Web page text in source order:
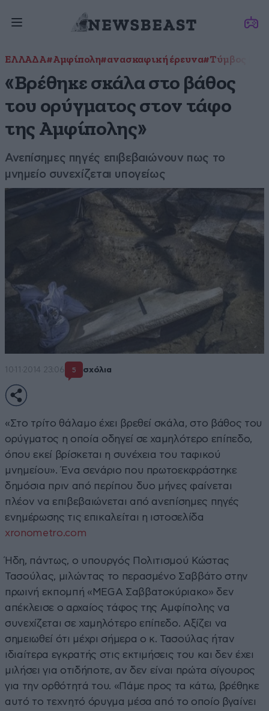
ΕΛΛΑΔΑ#Αμφίπολη#ανασκαφική έρευνα#Τύμβος
«Βρέθηκε σκάλα στο βάθος
του ορύγματος στον τάφο
της Αμφίπολης»
Ανεπίσημες πηγές επιβεβαιώνουν πως το
μνημείο συνεχίζεται υπογείως
10·11·2014 23:06 5 σχόλια
«Στο τρίτο θάλαμο έχει βρεθεί σκάλα, στο βάθος του
ορύγματος η οποία οδηγεί σε χαμηλότερο επίπεδο,
όπου εκεί βρίσκεται η συνέχεια του ταφικού
μνημείου». Ένα σενάριο που πρωτοεκφράστηκε
δημόσια πριν από περίπου δυο μήνες φαίνεται
πλέον να επιβεβαιώνεται από ανεπίσημες πηγές
ενημέρωσης τις επικαλείται η ιστοσελίδα
xronometro.com
Ήδη, πάντως, ο υπουργός Πολιτισμού Κώστας
Τασούλας, μιλώντας το περασμένο Σαββάτο στην
πρωινή εκπομπή «ΜEGA Σαββατοκύριακο» δεν
απέκλεισε ο αρχαίος τάφος της Αμφίπολης να
συνεχίζεται σε χαμηλότερο επίπεδο. Αξίζει να
σημειωθεί ότι μέχρι σήμερα ο κ. Τασούλας ήταν
ιδιαίτερα εγκρατής στις εκτιμήσεις του και δεν έχει
μιλήσει για οτιδήποτε, αν δεν είναι πρώτα σίγουρος
για την ορθότητά του. «Πάμε προς τα κάτω, βρέθηκε
αυτό το τεχνητό όρυγμα μέσα από το οποίο βγαίνει